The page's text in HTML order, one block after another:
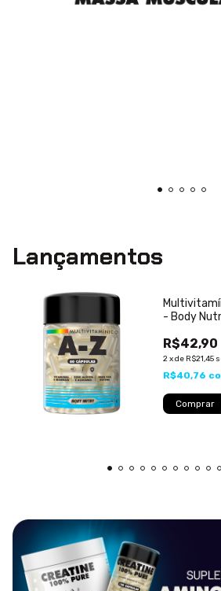
Lançamentos
- Body
R$42,90
2xde R$21,45
R$40,76